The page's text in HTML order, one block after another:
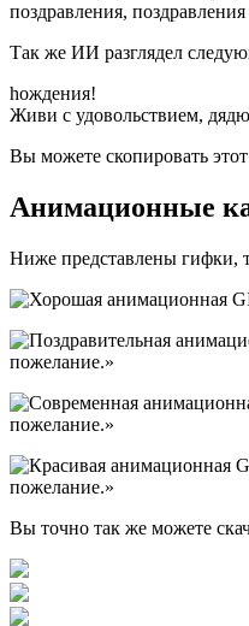
поздравления,
Так же ИИ разглядел
hождения!
Живи с удовольствием,
Вы можете скопировать
Анимационные
Ниже представлены гифки,
Вы точно так же можете